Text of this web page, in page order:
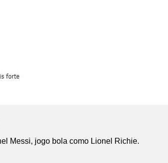
Messi, jogo bola como Lionel Richie.